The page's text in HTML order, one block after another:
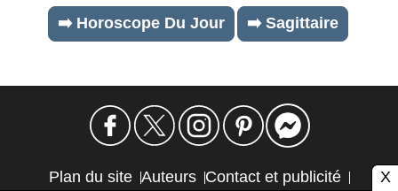
➡️ Horoscope Du Jour ➡️ Sagittaire
Plan du site Auteurs Contact et publicité X